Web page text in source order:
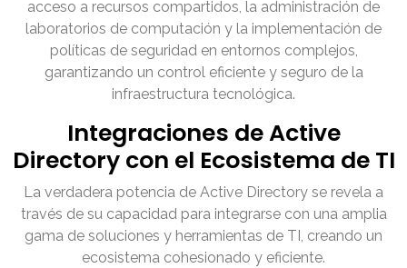
acceso a recursos compartidos, la administración de
laboratorios de computación y la implementación de
políticas de seguridad en entornos complejos,
garantizando un control eficiente y seguro de la
infraestructura tecnológica.
Integraciones de Active
Directory con el Ecosistema de TI
La verdadera potencia de Active Directory se revela a
través de su capacidad para integrarse con una amplia
gama de soluciones y herramientas de TI, creando un
ecosistema cohesionado y eficiente.